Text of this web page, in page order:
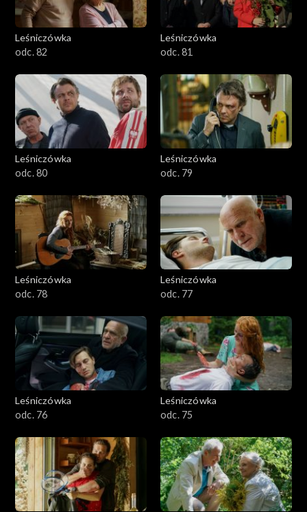
Leśniczówka
odc. 82
Leśniczówka
odc. 81
Leśniczówka
odc. 80
Leśniczówka
odc. 79
Leśniczówka
odc. 78
Leśniczówka
odc. 77
Leśniczówka
odc. 76
Leśniczówka
odc. 75